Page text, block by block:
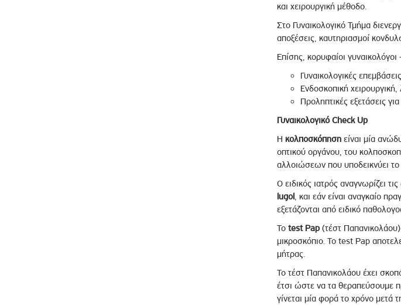
και χειρουργική μέθοδο.
Στο Γυναικολογικό Τμήμα
αποξέσεις, καυτηριασμοί
Επίσης, κορυφαίοι
Γυναικολογικές
Ενδοσκοπική
Προληπτικές εξετάσεις
Γυναικολογικό Check Up
Η κολποσκόπησηείναι μία
οπτικού οργάνου, του
αλλοιώσεων που υποδεικνύει
Ο ειδικός ιατρός αναγνωρίζει
lugol, και εάν είναι αναγκαίο
εξετάζονται από ειδικό
Το test Pap(τέστ Παπανικολάου)
μικροσκόπιο. Το test Pap
μήτρας.
Το τέστ Παπανικολάου έχει
έτσι ώστε να τα θεραπεύσουμε
γίνεται μία φορά το χρόνο μετά